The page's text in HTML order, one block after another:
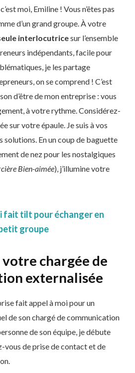
moi, Emiline ! Vous n’êtes pas
d’un grand groupe. À votre
interlocutricesur l’ensemble
indépendants, facile pour
je les partage
on se comprend ! C’est
d’être de mon entreprise : vous
à votre rythme. Considérez-
sur votre épaule. Je suis à vos
solutions. En un coup de baguette
de nez pour les nostalgiques
Bien-aimée), j’illumine votre
fait tilt pour échanger en
groupe
votre chargée de
externalisée
fait appel à moi pour un
de son chargé de communication
de son équipe, je débute
vous de prise de contact et de